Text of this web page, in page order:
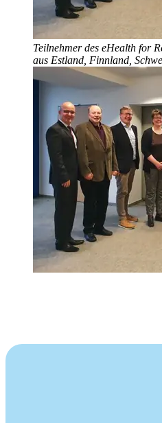
Teilnehmer des eHealth for
aus Estland, Finnland,